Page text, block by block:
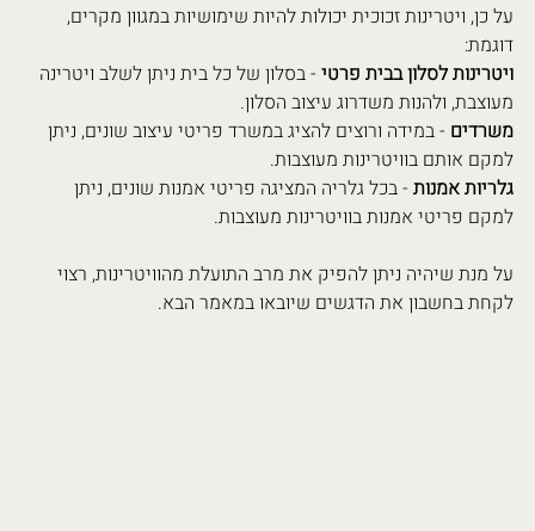
על כן, ויטרינות זכוכית יכולות להיות שימושיות במגוון מקרים,
דוגמת:
ויטרינות לסלון בבית פרטי - בסלון של כל בית ניתן לשלב ויטרינה
מעוצבת, ולהנות משדרוג עיצוב הסלון.
משרדים - במידה ורוצים להציג במשרד פריטי עיצוב שונים, ניתן
למקם אותם בוויטרינות מעוצבות.
גלריות אמנות - בכל גלריה המציגה פריטי אמנות שונים, ניתן
למקם פריטי אמנות בוויטרינות מעוצבות.
על מנת שיהיה ניתן להפיק את מרב התועלת מהוויטרינות, רצוי
לקחת בחשבון את הדגשים שיובאו במאמר הבא.